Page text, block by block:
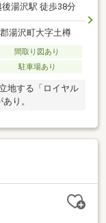
後湯沢駅 徒歩38分
湯沢町大字土樽
間取り図あり
駐車場あり
地する「ロイヤル
り。